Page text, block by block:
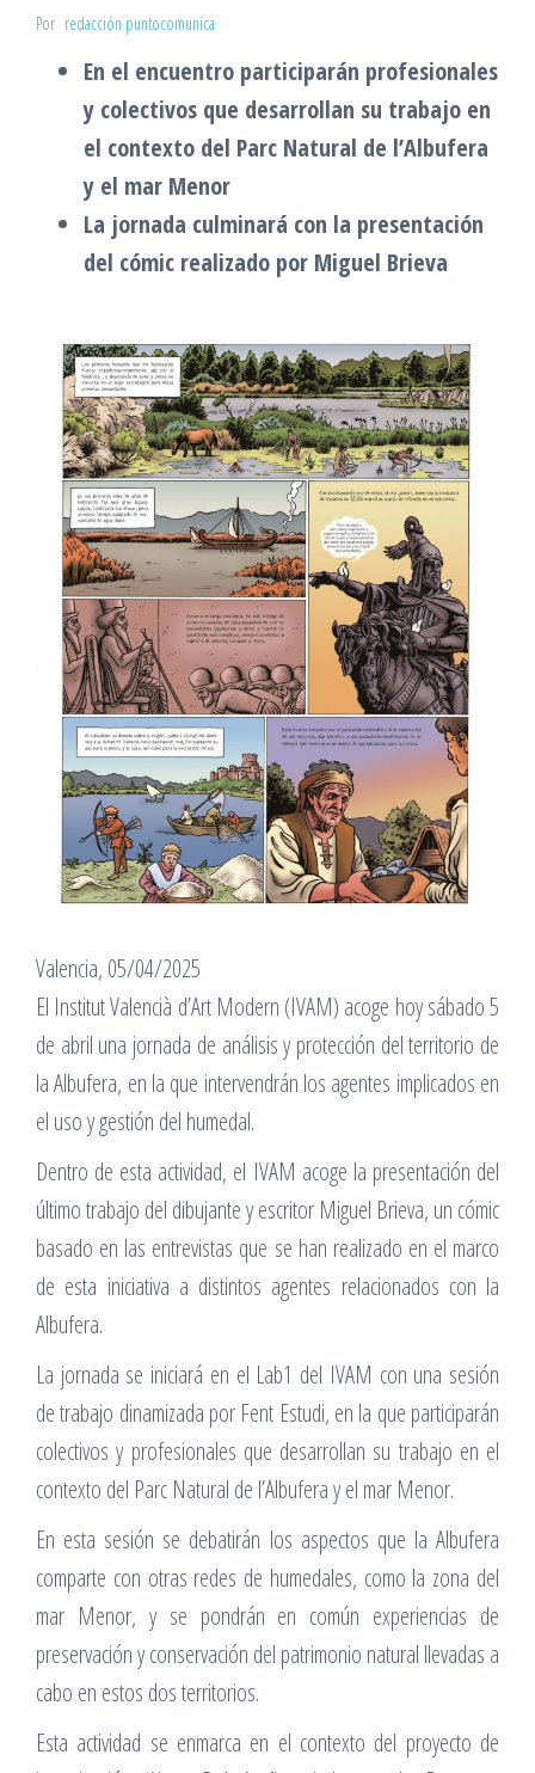
Por redacción puntocomunica
En el encuentro participarán profesionales
y colectivos que desarrollan su trabajo en
el contexto del Parc Natural de l’Albufera
y el mar Menor
La jornada culminará con la presentación
del cómic realizado por Miguel Brieva
Valencia, 05/04/2025
El Institut Valencià d’Art Modern (IVAM) acoge hoy sábado 5
de abril una jornada de análisis y protección del territorio de
la Albufera, en la que intervendrán los agentes implicados en
el uso y gestión del humedal.
Dentro de esta actividad, el IVAM acoge la presentación del
último trabajo del dibujante y escritor Miguel Brieva, un cómic
basado en las entrevistas que se han realizado en el marco
de esta iniciativa a distintos agentes relacionados con la
Albufera.
La jornada se iniciará en el Lab1 del IVAM con una sesión
de trabajo dinamizada por Fent Estudi, en la que participarán
colectivos y profesionales que desarrollan su trabajo en el
contexto del Parc Natural de l’Albufera y el mar Menor.
En esta sesión se debatirán los aspectos que la Albufera
comparte con otras redes de humedales, como la zona del
mar Menor, y se pondrán en común experiencias de
preservación y conservación del patrimonio natural llevadas a
cabo en estos dos territorios.
Esta actividad se enmarca en el contexto del proyecto de